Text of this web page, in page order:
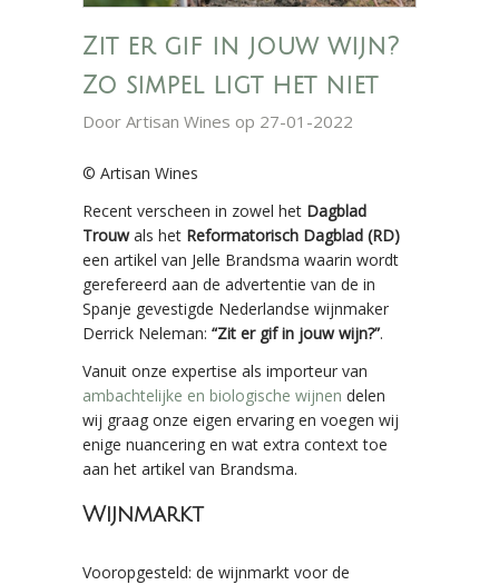
Zit er gif in jouw wijn?
Zo simpel ligt het niet
Door Artisan Wines op 27-01-2022
© Artisan Wines
Recent verscheen in zowel het Dagblad
Trouwals het Reformatorisch Dagblad (RD)
een artikel van Jelle Brandsma waarin wordt
gerefereerd aan de advertentie van de in
Spanje gevestigde Nederlandse wijnmaker
Derrick Neleman: “Zit er gif in jouw wijn?”.
Vanuit onze expertise als importeur van
ambachtelijke en biologische wijnen delen
wij graag onze eigen ervaring en voegen wij
enige nuancering en wat extra context toe
aan het artikel van Brandsma.
Wijnmarkt
Vooropgesteld: de wijnmarkt voor de